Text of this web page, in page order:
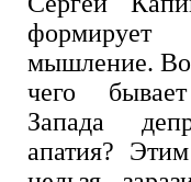
формирует
мышление.
чего
Запада
апатия?